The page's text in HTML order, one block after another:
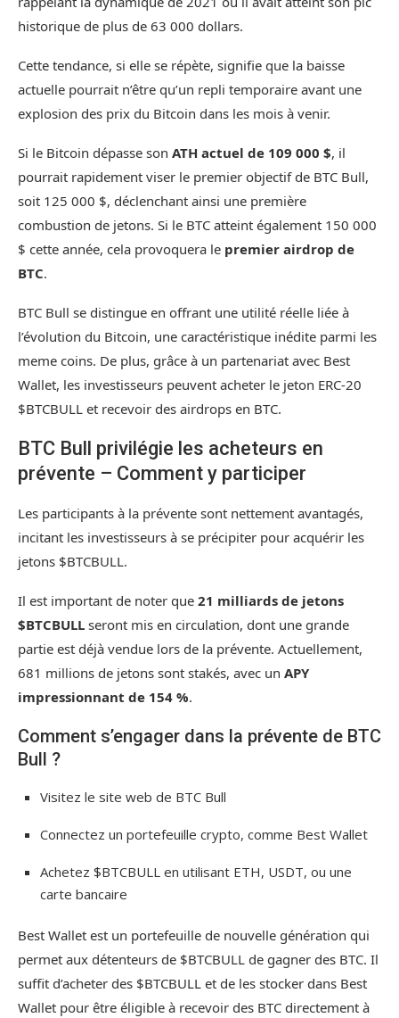
historique de plus de 63 000 dollars.
Cette tendance, si elle se répète, signifie que la baisse
actuelle pourrait n’être qu’un repli temporaire avant une
explosion des prix du Bitcoin dans les mois à venir.
Si le Bitcoin dépasse son ATH actuel de 109 000 $, il
pourrait rapidement viser le premier objectif de BTC Bull,
soit 125 000 $, déclenchant ainsi une première
combustion de jetons. Si le BTC atteint également 150 000
$ cette année, cela provoquera le premier airdrop de
BTC.
BTC Bull se distingue en offrant une utilité réelle liée à
l’évolution du Bitcoin, une caractéristique inédite parmi les
meme coins. De plus, grâce à un partenariat avec Best
Wallet, les investisseurs peuvent acheter le jeton ERC-20
$BTCBULL et recevoir des airdrops en BTC.
BTC Bull privilégie les acheteurs en
prévente – Comment y participer
Les participants à la prévente sont nettement avantagés,
incitant les investisseurs à se précipiter pour acquérir les
jetons $BTCBULL.
Il est important de noter que 21 milliards de jetons
$BTCBULL seront mis en circulation, dont une grande
partie est déjà vendue lors de la prévente. Actuellement,
681 millions de jetons sont stakés, avec un APY
impressionnant de 154 %.
Comment s’engager dans la prévente de BTC
Bull ?
Visitez le site web de BTC Bull
Connectez un portefeuille crypto, comme Best Wallet
Achetez $BTCBULL en utilisant ETH, USDT, ou une
carte bancaire
Best Wallet est un portefeuille de nouvelle génération qui
permet aux détenteurs de $BTCBULL de gagner des BTC. Il
suffit d’acheter des $BTCBULL et de les stocker dans Best
Wallet pour être éligible à recevoir des BTC directement à